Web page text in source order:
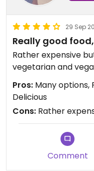
29 Sep
Really good
Rather expensive
vegetarian and
Pros: Many options,
Delicious
Cons: Rather
Comment